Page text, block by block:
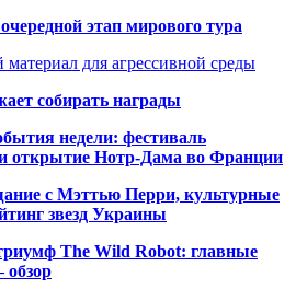
этап мирового тура
для агрессивной среды
собирать награды
недели: фестиваль
открытие Нотр-Дама во Франции
с Мэттью Перри, культурные
звезд Украины
The Wild Robot: главные
обзор